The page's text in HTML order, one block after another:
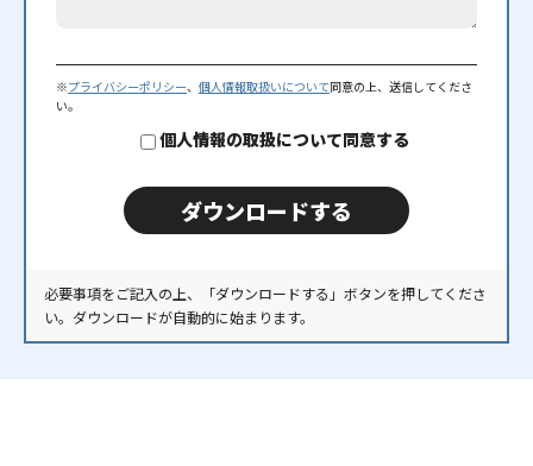
※プライバシーポリシー、 個人情報取扱いについて同意の上、送信してくださ
い。
個人情報の取扱について同意する
必要事項をご記入の上、「ダウンロードする」ボタンを押してくださ
い。ダウンロードが自動的に始まります。